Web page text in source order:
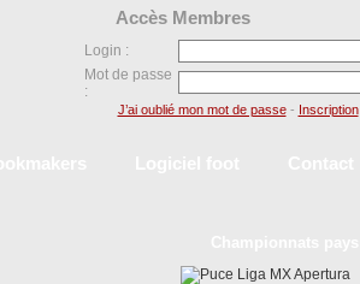
Liga MX Apertura
Accès Membres
Login :
Mot de passe
:
J’ai oublié mon mot de passe- Inscription